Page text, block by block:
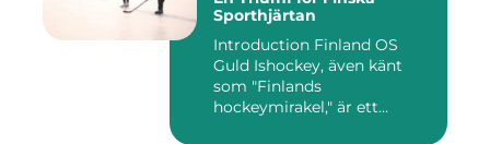
Sporthjärtan
Introduction Finland OS
Guld Ishockey, även känt
som "Finlands
hockeymirakel," är ett